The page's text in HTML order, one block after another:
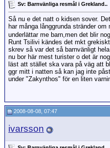
Sv: Barnvänliga resmål i Grekland..
Så nu e det natt o kidsen sover.
har många långgrunda stränder
underlättar me barn,men det blir
Runt Tsilivi kändes det mkt
skrev så var det så barnvänligt
nu bor här mest turister o det är
läst att stället ska vara på väg att
ggr mitt i natten så kan jag inte
under "Zakynthos" för en liten
2008-08-08, 07:47
ivarsson